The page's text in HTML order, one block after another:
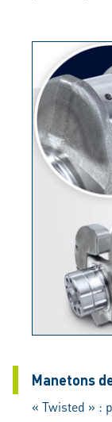
Manetons
« Twisted » :